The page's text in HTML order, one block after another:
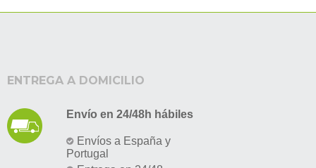
ENTREGA A DOMICILIO
Envío en 24/48h hábiles
Envíos a España y
Portugal